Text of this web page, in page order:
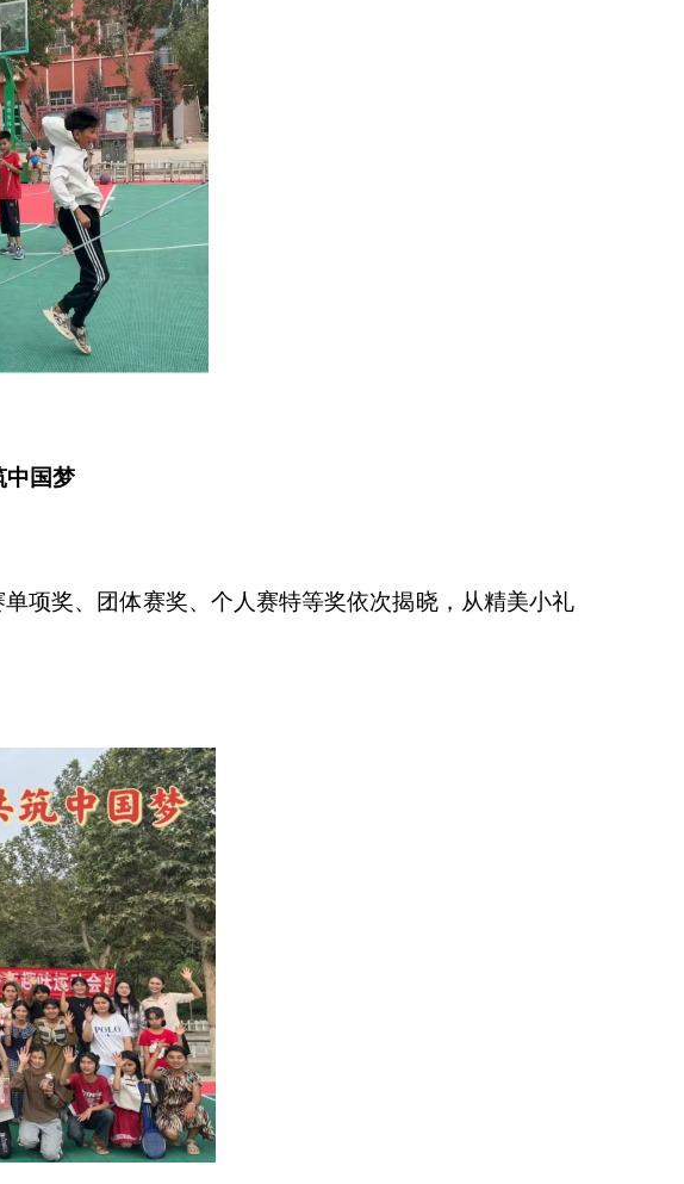
中国梦
项奖、团体赛奖、个人赛特等奖依次揭晓，从精美小礼